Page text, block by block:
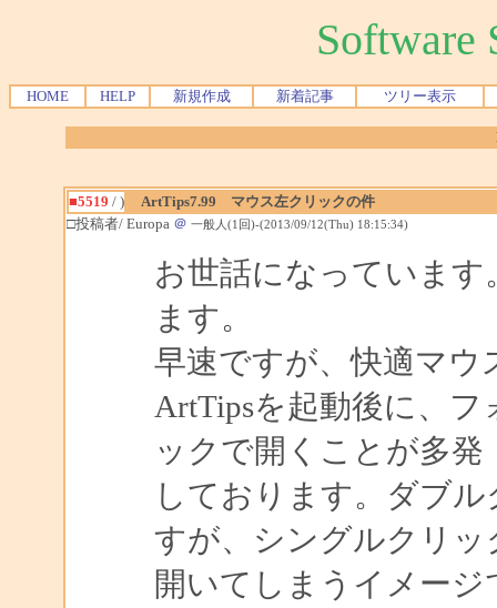
Software
HOME HELP 新規作成 新着記事 ツリー表示
■5519 / )
ArtTips7.99 マウス左クリックの件
□投稿者/ Europa ＠ 一般人(1回)-(2013/09/12(Thu) 18:15:34)
お世話になっています
ます。
早速ですが、快適マウ
ArtTipsを起動後に、
ックで開くことが多発
しております。ダブ
すが、シングルクリッ
開いてしまうイメージ